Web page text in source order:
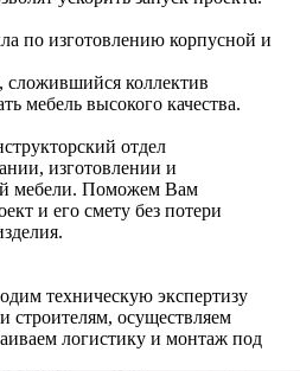
по изготовлению корпусной и
сложившийся коллектив
мебель высокого качества.
отдел
изготовлении и
мебели. Поможем Вам
и его смету без потери
техническую экспертизу
строителям, осуществляем
логистику и монтаж под